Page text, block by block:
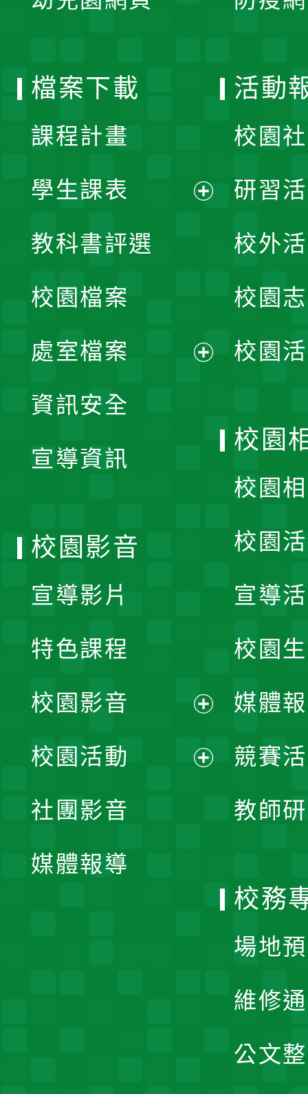
檔案下載
課程計畫
學生課表
單
教科書評選
校園檔案
處室檔案
資訊安全
宣導資訊
活動
校園
研習
校外
校園
校園
校園
校園
校園
宣導
校園
媒體
競賽
教師
校園影音
宣導影片
特色課程
校園影音
開
校園活動
社團影音
媒體報導
校務
場地
維修
公文